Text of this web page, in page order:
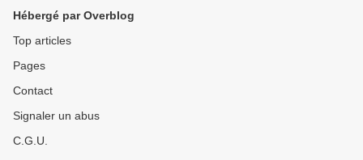
Hébergé par Overblog
Top articles
Pages
Contact
Signaler un abus
C.G.U.